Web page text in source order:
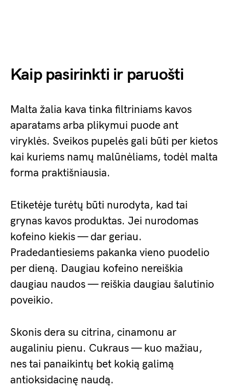
Kaip pasirinkti ir paruošti
Malta žalia kava tinka filtriniams kavos
aparatams arba plikymui puode ant
viryklės. Sveikos pupelės gali būti per kietos
kai kuriems namų malūnėliams, todėl malta
forma praktišniausia.
Etiketėje turėtų būti nurodyta, kad tai
grynas kavos produktas. Jei nurodomas
kofeino kiekis — dar geriau.
Pradedantiesiems pakanka vieno puodelio
per dieną. Daugiau kofeino nereiškia
daugiau naudos — reiškia daugiau šalutinio
poveikio.
Skonis dera su citrina, cinamonu ar
augaliniu pienu. Cukraus — kuo mažiau,
nes tai panaikintų bet kokią galimą
antioksidacinę naudą.